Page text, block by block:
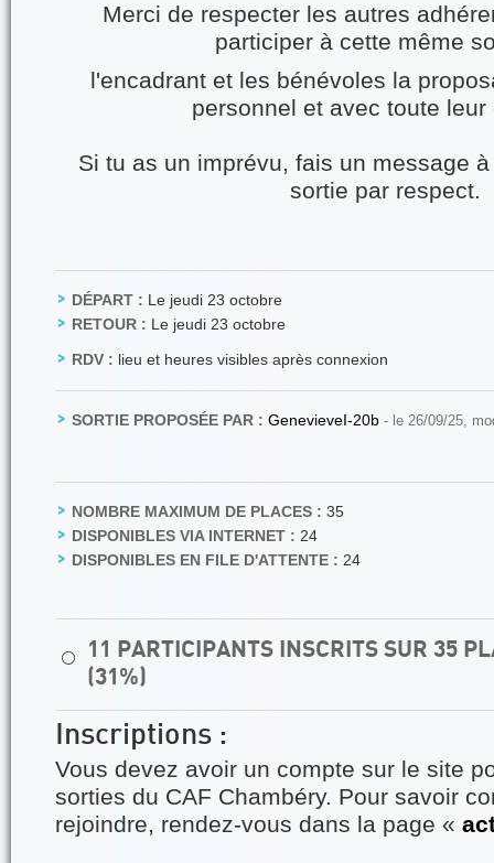
Merci de respecter les autres
participer à cette même
l'encadrant et les bénévoles la
personnel et avec toute leur
Si tu as un imprévu, fais un message à
sortie par respect.
DÉPART : Le jeudi 23 octobre
RETOUR : Le jeudi 23 octobre
RDV : lieu et heures visibles après connexion
SORTIE PROPOSÉE PAR : GenevieveI-20b - le 26/09/25,
NOMBRE MAXIMUM DE PLACES : 35
DISPONIBLES VIA INTERNET : 24
DISPONIBLES EN FILE D'ATTENTE : 24
⚪
11 PARTICIPANTS INSCRITS SUR 35
(31%)
Inscriptions :
Vous devez avoir un compte sur le site
sorties du CAF Chambéry. Pour savoir
rejoindre, rendez-vous dans la page «